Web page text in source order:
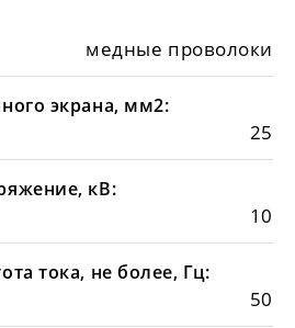
медные проволоки
экрана, мм2:
25
кВ:
10
тока, не более, Гц:
50